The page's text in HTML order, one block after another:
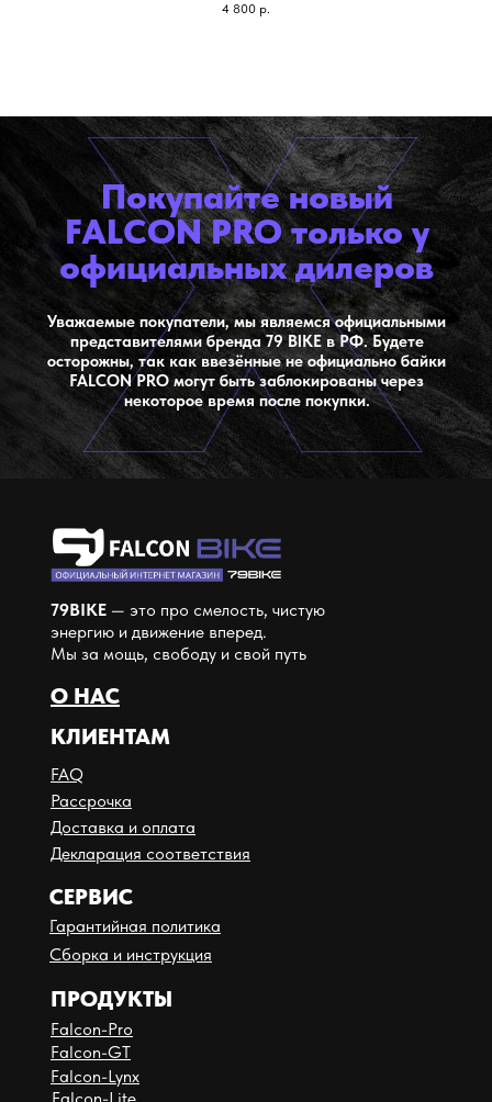
4 800 р.
Уважаемые покупатели, мы являемся официальными
представителями бренда 79 BIKE в РФ. Будете
осторожны, так как ввезённые не официально байки
FALCON PRO могут быть заблокированы через
некоторое время после покупки.
Покупайте новый
FALCON PRO только у
официальных дилеров
ПРОДУКТЫ
СЕРВИС
Falcon-Pro
Falcon-GT
Falcon-Lynx
79BIKE — это про смелость, чистую
энергию и движение вперед.
Мы за мощь, свободу и свой путь
Декларация соответствия
Рассрочка
Доставка и оплата
Сборка и инструкция
Гарантийная политика
FAQ
КЛИЕНТАМ
О НАС